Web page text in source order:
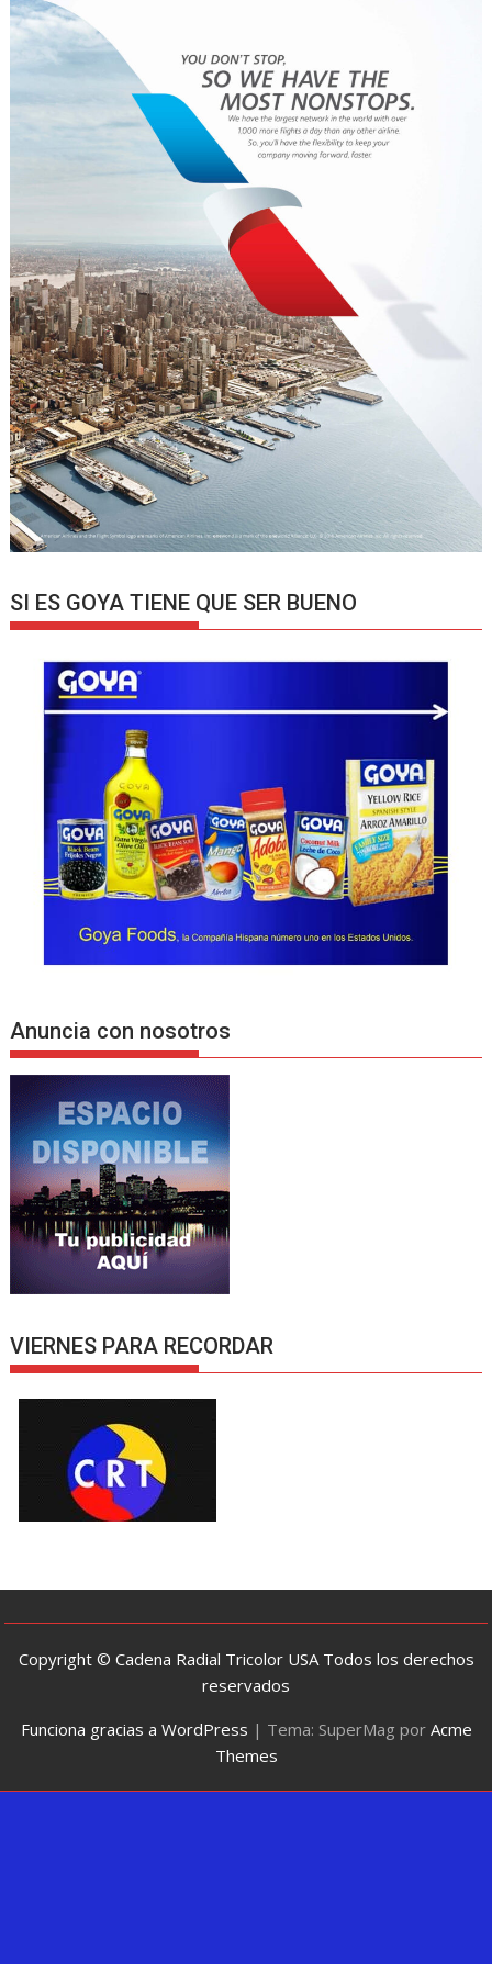
SI ES GOYA TIENE QUE SER BUENO
Anuncia con nosotros
VIERNES PARA RECORDAR
Copyright © Cadena Radial Tricolor USA Todos los derechos
reservados
Funciona gracias a WordPress | Tema: SuperMag por Acme
Themes